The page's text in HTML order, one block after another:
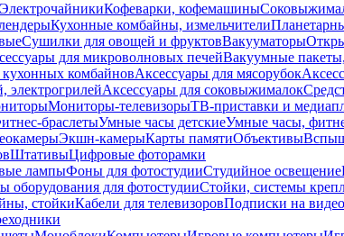
ЭлектрочайникиКофеварки, кофемашины
Кухонные комбайны, измельчители
Сушилки для овощей и фруктовВакууматоры
для микроволновых печейВакуумные
комбайновАксессуары для мясорубок
электрогрилейАксессуары для соковыжималок
Мониторы-телевизорыТВ-приставки и
браслетыУмные часы детскиеУмные часы,
Экшн-камерыКарты памятиОбъективы
ШтативыЦифровые фоторамки
лампыФоны для фотостудииСтудийное освещение
оборудования для фотостудииСтойки, системы
стойкиКабели для телевизоровПодписки на